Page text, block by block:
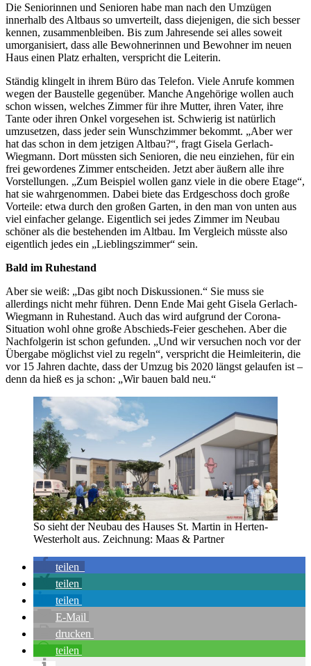
Die Seniorinnen und Senioren habe man nach den Umzügen
innerhalb des Altbaus so umverteilt, dass diejenigen, die sich besser
kennen, zusammenbleiben. Bis zum Jahresende sei alles soweit
umorganisiert, dass alle Bewohnerinnen und Bewohner im neuen
Haus einen Platz erhalten, verspricht die Leiterin.
Ständig klingelt in ihrem Büro das Telefon. Viele Anrufe kommen
wegen der Baustelle gegenüber. Manche Angehörige wollen auch
schon wissen, welches Zimmer für ihre Mutter, ihren Vater, ihre
Tante oder ihren Onkel vorgesehen ist. Schwierig ist natürlich
umzusetzen, dass jeder sein Wunschzimmer bekommt. „Aber wer
hat das schon in dem jetzigen Altbau?“, fragt Gisela Gerlach-
Wiegmann. Dort müssten sich Senioren, die neu einziehen, für ein
frei gewordenes Zimmer entscheiden. Jetzt aber äußern alle ihre
Vorstellungen. „Zum Beispiel wollen ganz viele in die obere Etage“,
hat sie wahrgenommen. Dabei biete das Erdgeschoss doch große
Vorteile: etwa durch den großen Garten, in den man von unten aus
viel einfacher gelange. Eigentlich sei jedes Zimmer im Neubau
schöner als die bestehenden im Altbau. Im Vergleich müsste also
eigentlich jedes ein „Lieblingszimmer“ sein.
Bald im Ruhestand
Aber sie weiß: „Das gibt noch Diskussionen.“ Sie muss sie
allerdings nicht mehr führen. Denn Ende Mai geht Gisela Gerlach-
Wiegmann in Ruhestand. Auch das wird aufgrund der Corona-
Situation wohl ohne große Abschieds-Feier geschehen. Aber die
Nachfolgerin ist schon gefunden. „Und wir versuchen noch vor der
Übergabe möglichst viel zu regeln“, verspricht die Heimleiterin, die
vor 15 Jahren dachte, dass der Umzug bis 2020 längst gelaufen ist –
denn da hieß es ja schon: „Wir bauen bald neu.“
So sieht der Neubau des Hauses St. Martin in Herten-
Westerholt aus. Zeichnung: Maas & Partner
teilen
teilen
teilen
E-Mail
drucken
teilen